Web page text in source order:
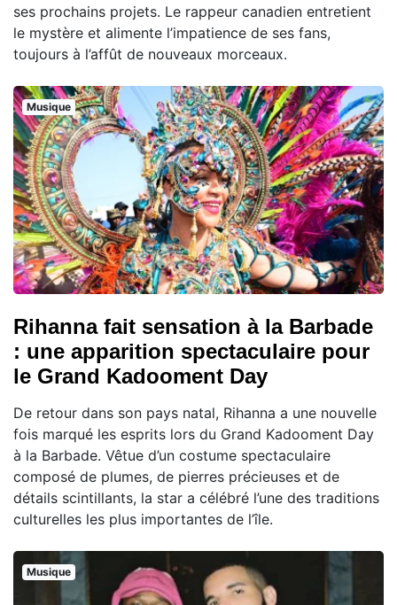
ses prochains projets. Le rappeur canadien entretient
le mystère et alimente l’impatience de ses fans,
toujours à l’affût de nouveaux morceaux.
Musique
Rihanna fait sensation à la Barbade
: une apparition spectaculaire pour
le Grand Kadooment Day
De retour dans son pays natal, Rihanna a une nouvelle
fois marqué les esprits lors du Grand Kadooment Day
à la Barbade. Vêtue d’un costume spectaculaire
composé de plumes, de pierres précieuses et de
détails scintillants, la star a célébré l’une des traditions
culturelles les plus importantes de l’île.
Musique